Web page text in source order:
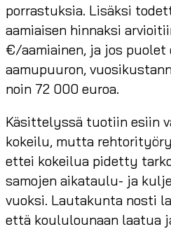
porrastuksia. Lisäksi
aamiaisen hinnaksi
€/aamiainen, ja jos puolet
aamupuuron,
noin 72 000 euroa.
Käsittelyssä tuotiin esiin
kokeilu, mutta
ettei kokeilua pidetty
samojen aikataulu- ja
vuoksi. Lautakunta nosti
että koululounaan laatua